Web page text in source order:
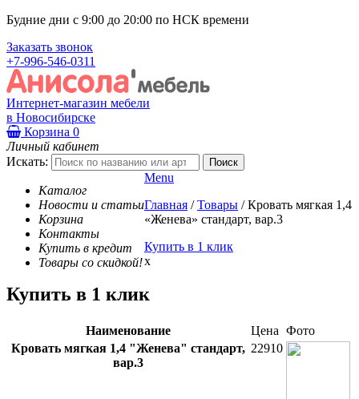
Будние дни с 9:00 до 20:00 по НСК времени
Заказать звонок
+7-996-546-0311
Интернет-магазин мебели
в Новосибирске
Корзина 0
Личный кабинет
Искать:
Каталог
Новости и статьи
Корзина
Контакты
Купить в кредит
Товары со скидкой!
Menu
Главная / Товары / Кровать мягкая 1,4
«Женева» стандарт, вар.3
Купить в 1 клик
x
Купить в 1 клик
Наименование Цена Фото
Кровать мягкая 1,4 "Женева" стандарт,
вар.3
22910